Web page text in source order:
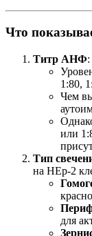
Что
Титр АНФ:
1:80,
Чем
или
Тип
на HEp-2
для